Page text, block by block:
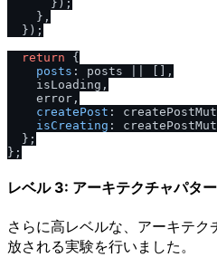
      });
    },
  });
return {
posts : posts || [],
    isLoading,
    error,
createPost :
isCreating :
  };
レベル 3: アーキテクチャパタ
さらに高レベルな、アーキテ
放される実験を行いました。